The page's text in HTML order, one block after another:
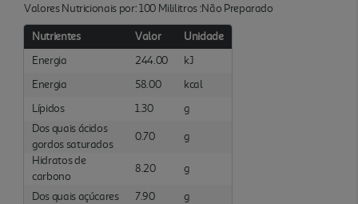
Valores Nutricionais por: 100 Mililitros :Não Preparado
Nutrientes Valor
Unidade
Energia
244.00
kJ
Energia
58.00
kcal
Lípidos
1.30
g
Dos quais ácidos
gordos saturados
0.70
g
Hidratos de
carbono
8.20 g
Dos quais açúcares 7.90
g